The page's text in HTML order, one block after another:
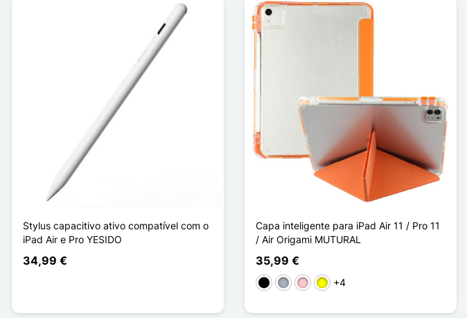
Stylus capacitivo ativo compatível com o
iPad Air e Pro YESIDO
34,99 €
Capa inteligente para iPad Air 11 / Pro 11
/ Air Origami MUTURAL
35,99 €
PretoCinzento
RosaAmarelo
+4